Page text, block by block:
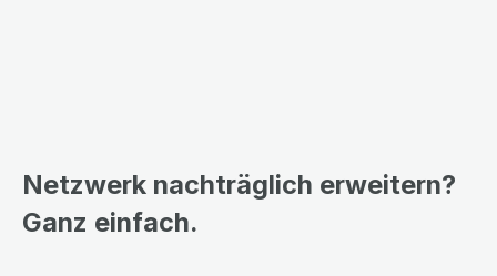
Netzwerk nachträglich erweitern?
Ganz einfach.